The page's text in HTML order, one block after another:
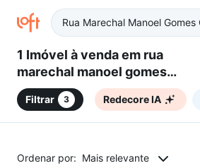
1 Imóvel à venda em rua
marechal manoel gomes
carneiro - Menino Jesus, Santa
Maria, RS
Filtrar 3 Redecore IA
Ordenar por: Mais relevante